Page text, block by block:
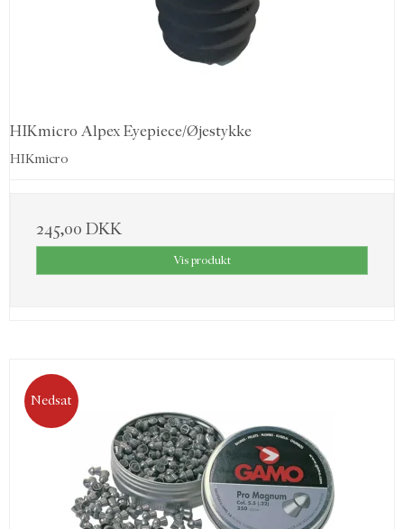
HIKmicro Alpex Eyepiece/Øjestykke
HIKmicro
245,00 DKK
Vis produkt
Nedsat